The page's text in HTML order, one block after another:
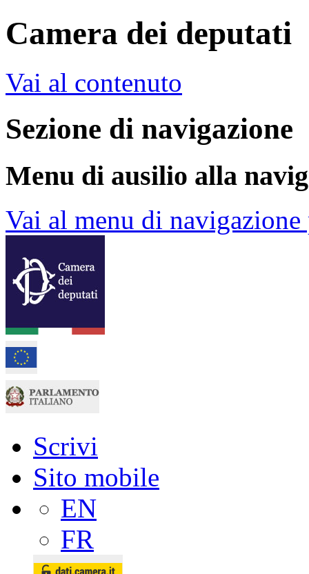
Camera dei deputati
Vai al contenuto
Sezione di navigazione
Menu di ausilio alla
Vai al menu di
Scrivi
Sito mobile
EN
FR